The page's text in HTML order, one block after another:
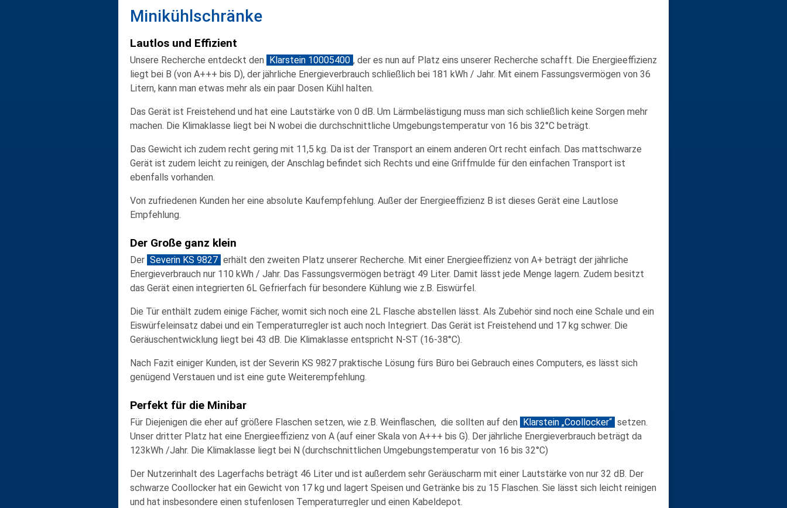
Minikühlschränke
Lautlos und Effizient
Unsere Recherche entdeckt den Klarstein 10005400 , der es nun auf Platz eins unserer Recherche schafft. Die Energieeffizienz
liegt bei B (von A+++ bis D), der jährliche Energieverbrauch schließlich bei 181 kWh / Jahr. Mit einem Fassungsvermögen von 36
Litern, kann man etwas mehr als ein paar Dosen Kühl halten.
Das Gerät ist Freistehend und hat eine Lautstärke von 0 dB. Um Lärmbelästigung muss man sich schließlich keine Sorgen mehr
machen. Die Klimaklasse liegt bei N wobei die durchschnittliche Umgebungstemperatur von 16 bis 32°C beträgt.
Das Gewicht ich zudem recht gering mit 11,5 kg. Da ist der Transport an einem anderen Ort recht einfach. Das mattschwarze
Gerät ist zudem leicht zu reinigen, der Anschlag befindet sich Rechts und eine Griffmulde für den einfachen Transport ist
ebenfalls vorhanden.
Von zufriedenen Kunden her eine absolute Kaufempfehlung. Außer der Energieeffizienz B ist dieses Gerät eine Lautlose
Empfehlung.
Der Große ganz klein
Der Severin KS 9827 erhält den zweiten Platz unserer Recherche. Mit einer Energieeffizienz von A+ beträgt der jährliche
Energieverbrauch nur 110 kWh / Jahr. Das Fassungsvermögen beträgt 49 Liter. Damit lässt jede Menge lagern. Zudem besitzt
das Gerät einen integrierten 6L Gefrierfach für besondere Kühlung wie z.B. Eiswürfel.
Die Tür enthält zudem einige Fächer, womit sich noch eine 2L Flasche abstellen lässt. Als Zubehör sind noch eine Schale und ein
Eiswürfeleinsatz dabei und ein Temperaturregler ist auch noch Integriert. Das Gerät ist Freistehend und 17 kg schwer. Die
Geräuschentwicklung liegt bei 43 dB. Die Klimaklasse entspricht N-ST (16-38°C).
Nach Fazit einiger Kunden, ist der Severin KS 9827 praktische Lösung fürs Büro bei Gebrauch eines Computers, es lässt sich
genügend Verstauen und ist eine gute Weiterempfehlung.
Perfekt für die Minibar
Für Diejenigen die eher auf größere Flaschen setzen, wie z.B. Weinflaschen, die sollten auf den Klarstein „Coollocker“ setzen.
Unser dritter Platz hat eine Energieeffizienz von A (auf einer Skala von A+++ bis G). Der jährliche Energieverbrauch beträgt da
123kWh /Jahr. Die Klimaklasse liegt bei N (durchschnittlichen Umgebungstemperatur von 16 bis 32°C)
Der Nutzerinhalt des Lagerfachs beträgt 46 Liter und ist außerdem sehr Geräuscharm mit einer Lautstärke von nur 32 dB. Der
schwarze Coollocker hat ein Gewicht von 17 kg und lagert Speisen und Getränke bis zu 15 Flaschen. Sie lässt sich leicht reinigen
und hat insbesondere einen stufenlosen Temperaturregler und einen Kabeldepot.